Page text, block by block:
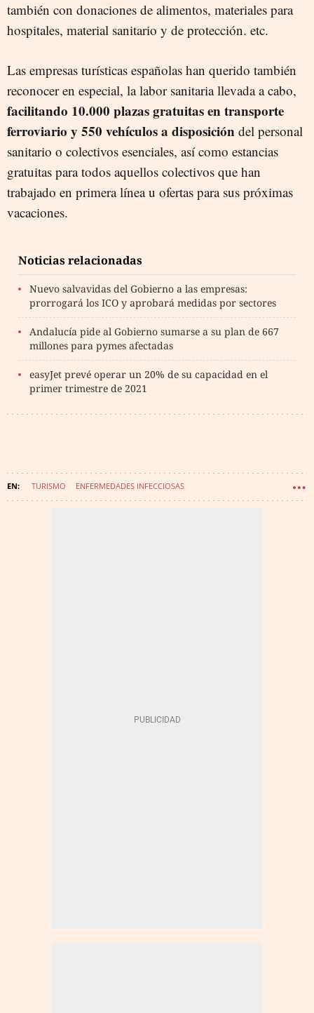
también con donaciones de alimentos, materiales para
hospitales, material sanitario y de protección. etc.
Las empresas turísticas españolas han querido también
reconocer en especial, la labor sanitaria llevada a cabo,
facilitando 10.000 plazas gratuitas en transporte
ferroviario y 550 vehículos a disposición del personal
sanitario o colectivos esenciales, así como estancias
gratuitas para todos aquellos colectivos que han
trabajado en primera línea u ofertas para sus próximas
vacaciones.
Noticias relacionadas
Nuevo salvavidas del Gobierno a las empresas:
prorrogará los ICO y aprobará medidas por sectores
Andalucía pide al Gobierno sumarse a su plan de 667
millones para pymes afectadas
easyJet prevé operar un 20% de su capacidad en el
primer trimestre de 2021
TURISMO ENFERMEDADES INFECCIOSAS